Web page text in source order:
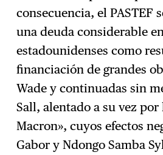
consecuencia, el PASTEF
una deuda considerable
estadounidenses como
financiación de grandes
Wade y continuadas sin
Sall, alentado a su vez
Macron», cuyos efectos
Gabor y Ndongo Samba